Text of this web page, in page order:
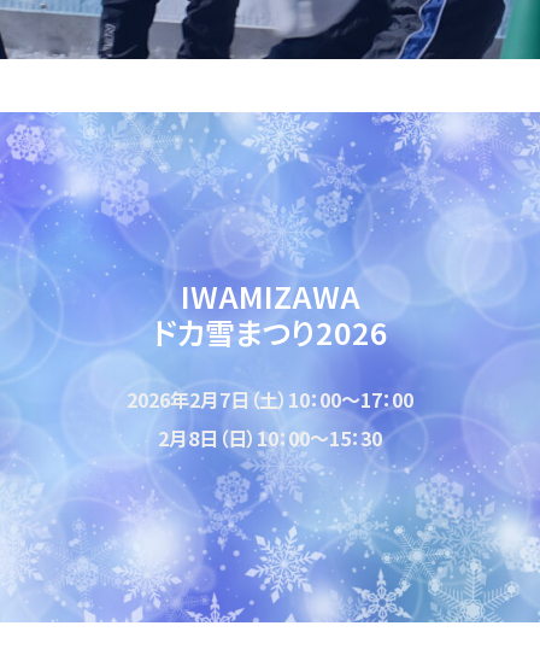
IWAMIZAWA
ドカ雪まつり2026
2026年2月7日（土）10：00～17：00
2月8日（日）10：00～15：30